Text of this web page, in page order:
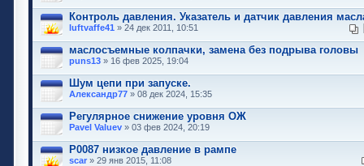
Контроль давления. Указатель и датчик давления
luftvaffe41 » 24 дек 2011, 10:51
маслосъемные колпачки, замена без подрыва головы
puns13 » 16 фев 2025, 19:04
Шум цепи при запуске.
Александр77 » 08 дек 2024, 15:35
Регулярное снижение уровня ОЖ
Pavel Valuev » 03 фев 2024, 20:19
P0087 низкое давление в рампе
scar » 29 янв 2015, 11:08